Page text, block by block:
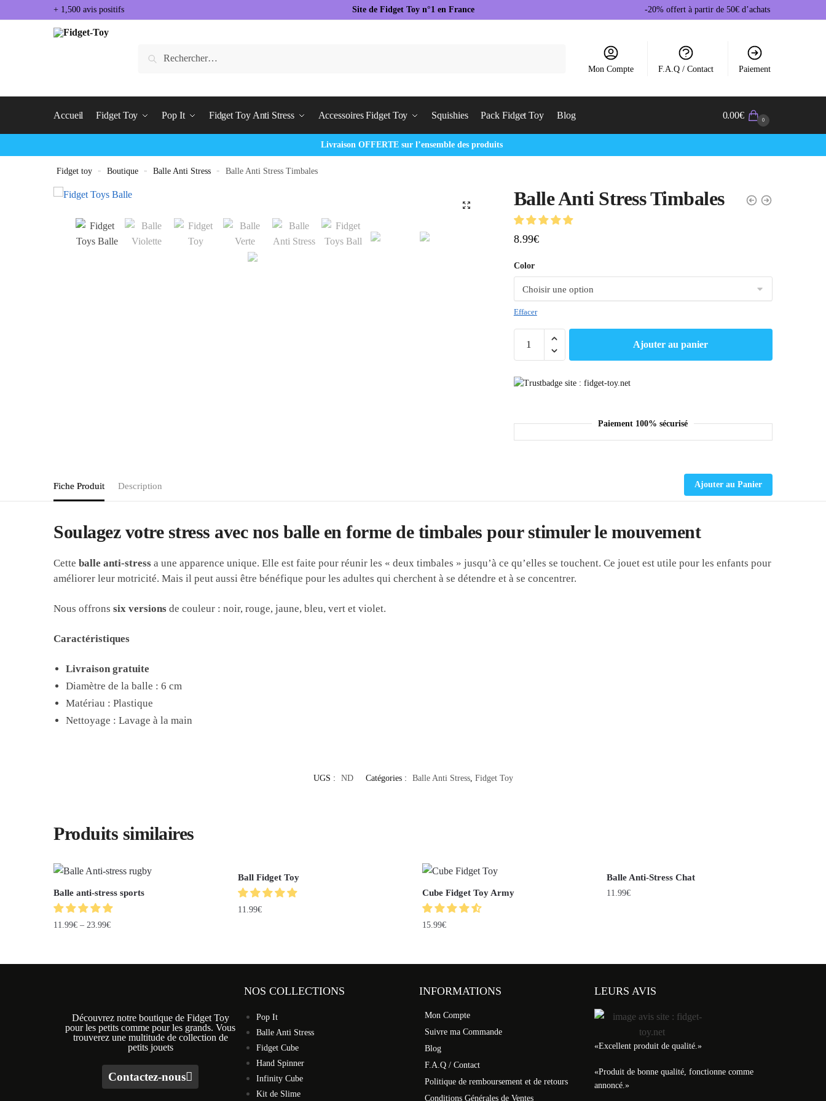
+ 1,500 avis positifs Site de Fidget Toy n°1 en France -20% offert à partir de 50€ d’achats
Mon Compte F.A.Q / Contact Paiement
Accueil Fidget Toy Pop It Fidget Toy Anti Stress Accessoires Fidget Toy Squishies Pack Fidget Toy Blog 0.00€ 0
Livraison OFFERTE sur l’ensemble des produits
Fidget toy » Boutique » Balle Anti Stress » Balle Anti Stress Timbales
🔍 Balle Anti Stress Timbales
8.99€
Color
Effacer
Ajouter au panier
Paiement 100% sécurisé
Fiche Produit Description Ajouter au Panier
Soulagez votre stress avec nos balle en forme de timbales pour stimuler le mouvement
Cetteballe anti-stress a une apparence unique. Elle est faite pour réunir les « deux timbales » jusqu’à ce qu’elles se touchent. Ce jouet est utile pour les enfants pour
améliorer leur motricité. Mais il peut aussi être bénéfique pour les adultes qui cherchent à se détendre et à se concentrer.
Nous offronssix versions de couleur : noir, rouge, jaune, bleu, vert et violet.
Caractéristiques
Livraison gratuite
Diamètre de la balle : 6 cm
Matériau : Plastique
Nettoyage : Lavage à la main
UGS : ND Catégories : Balle Anti Stress, Fidget Toy
Produits similaires
Balle anti-stress sports
11.99€ – 23.99€
Ball Fidget Toy
11.99€
Cube Fidget Toy Army
15.99€
Balle Anti-Stress Chat
11.99€
Découvrez notre boutique de Fidget Toy
pour les petits comme pour les grands. Vous
trouverez une multitude de collection de
petits jouets
Contactez-nous
NOS COLLECTIONS
Pop It
Balle Anti Stress
Fidget Cube
Hand Spinner
Infinity Cube
Kit de Slime
INFORMATIONS
Mon Compte
Suivre ma Commande
Blog
F.A.Q / Contact
Politique de remboursement et de retours
Conditions Générales de Ventes
LEURS AVIS
«Excellent produit de qualité. »
«Produit de bonne qualité, fonctionne comme
annoncé. »